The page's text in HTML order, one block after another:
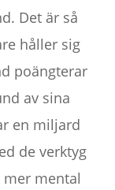
Det är så
håller sig
poängterar
av sina
en miljard
de verktyg
mental